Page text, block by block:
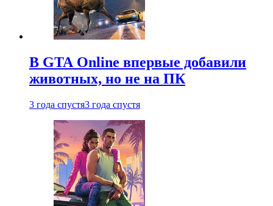
В GTA Online впервые добавили
животных, но не на ПК
3 года спустя3 года спустя